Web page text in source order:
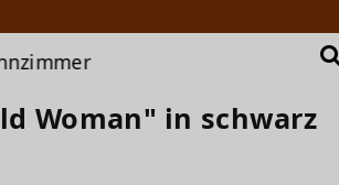
Woman" in schwarz